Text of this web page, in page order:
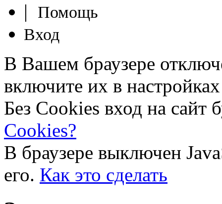
|
Помощь
Вход
В Вашем браузере
включите их в
Без Cookies вход на сайт
Cookies?
В браузере выключен
его. Как это сделать